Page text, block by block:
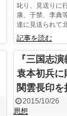
叱り、見送りに
康、于禁、李典
達に見送られて
記事を読む
『三国志
袁本初兵に
関雲長印
2015/10/26
思想